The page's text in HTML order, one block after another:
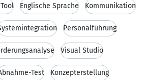
Englische Sprache Kommunikation
Personalführung
Visual Studio
Test Konzepterstellung